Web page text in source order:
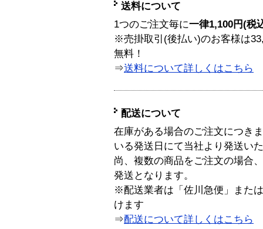
送料について
1つのご注文毎に一律1,100円(税
※売掛取引(後払い)のお客様は
無料！
⇒送料について詳しくはこちら
配送について
在庫がある場合のご注文につき
いる発送日にて当社より発送い
尚、複数の商品をご注文の場合
発送となります。
※配送業者は「佐川急便」また
けます
⇒配送について詳しくはこちら